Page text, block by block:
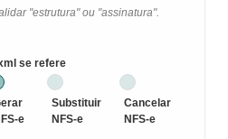
"estrutura" ou "assinatura".
se refere
e
Substituir
NFS-e
Cancelar
NFS-e